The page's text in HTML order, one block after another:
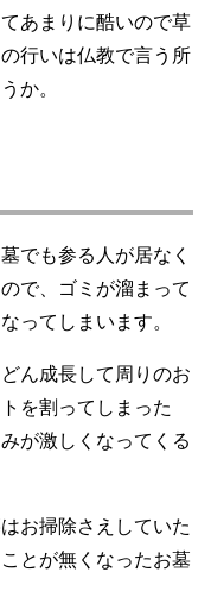
あまりに酷いので草
行いは仏教で言う所
か。
でも参る人が居なく
で、ゴミが溜まって
ってしまいます。
ん成長して周りのお
を割ってしまった
が激しくなってくる
お掃除さえしていた
とが無くなったお墓